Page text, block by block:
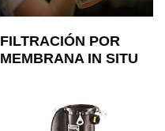
FILTRACIÓN POR
MEMBRANA IN SITU